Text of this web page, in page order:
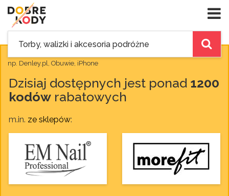
np. Denley.pl, Obuwie, iPhone
Dzisiaj dostępnych jest ponad 1200
kodów rabatowych
m.in. ze sklepów: